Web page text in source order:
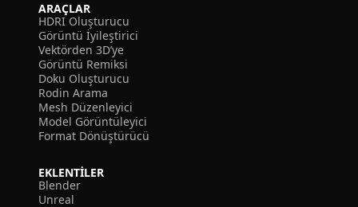
ARAÇLAR
HDRI Oluşturucu
Görüntü İyileştirici
Vektörden 3D’ye
Görüntü Remiksi
Doku Oluşturucu
Rodin Arama
Mesh Düzenleyici
Model Görüntüleyici
Format Dönüştürücü
EKLENTILER
Blender
Unreal